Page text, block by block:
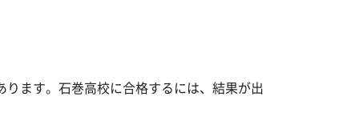
ます。石巻高校に合格するには、結果が出